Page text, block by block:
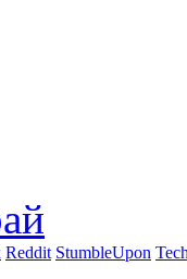
Reddit StumbleUpon